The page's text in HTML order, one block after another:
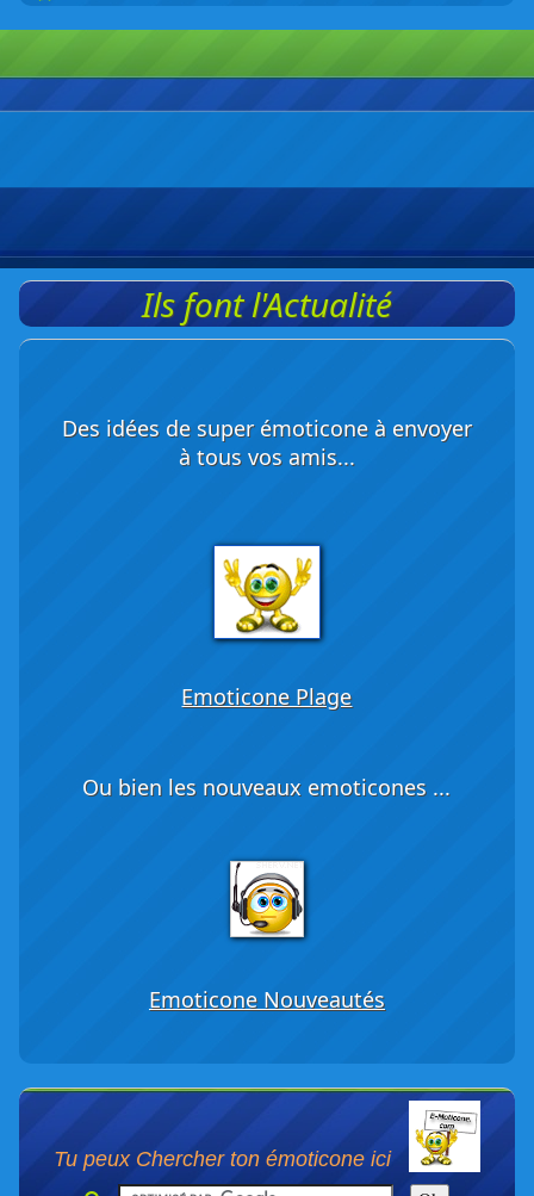
Ils font l'Actualité
Des idées de super émoticone à envoyer
à tous vos amis...
Emoticone Plage
Ou bien les nouveaux emoticones ...
Emoticone Nouveautés
Tu peux Chercher ton émoticone ici